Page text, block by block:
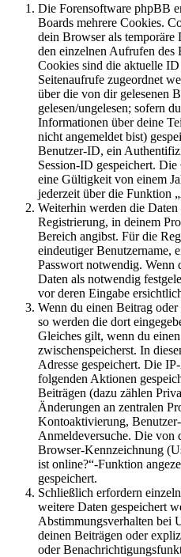
Die Forensoftware phpBB
Boards mehrere Cookies.
dein Browser als temporäre
den einzelnen Aufrufen des
Cookies sind die aktuelle
Seitenaufrufe zugeordnet
über die von dir gelesenen
gelesen/ungelesen; sofern
Informationen über deine
nicht angemeldet bist)
Benutzer-ID, ein
Session-ID gespeichert.
eine Gültigkeit von einem
jederzeit über die Funktion
Weiterhin werden die
Registrierung, in deinem
Bereich angibst. Für die
eindeutiger Benutzername,
Passwort notwendig. Wenn
Daten als notwendig
vor deren Eingabe
Wenn du einen Beitrag
so werden die dort
Gleiches gilt, wenn du
zwischenspeicherst. In
Adresse gespeichert. Die
folgenden Aktionen
Beiträgen (dazu zählen
Änderungen an zentralen
Kontoaktivierung,
Anmeldeversuche. Die von
Browser-Kennzeichnung
ist online?“-Funktion
gespeichert.
Schließlich erfordern
weitere Daten gespeichert
Abstimmungsverhalten bei
deinen Beiträgen oder
oder